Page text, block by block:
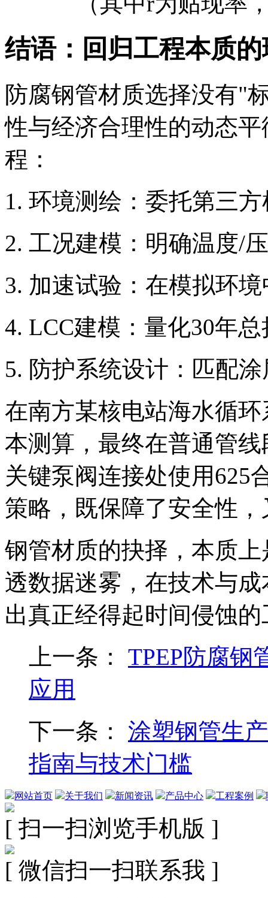
结语：回归工程本质
防腐钢管材质选择没有"
性与经济合理性的动态
程：
环境测绘：委托第三
工况建模：明确温度/
加速试验：在模拟环
LCC建模：量化30年
防护系统设计：匹配
在南方某核电站海水循
本测算，最终在普通管
关键泵阀连接处使用625
策略，既保障了安全性
钢管材质的抉择，本质
透数据迷雾，在技术与
出真正经得起时间侵蚀
上一条： TPEP防腐钢
应用
下一条： 涂塑钢管生
指南与技术门槛
网站首页 关于我们 新闻资讯 产品中心 工程案例
[ 扫一扫浏览手机版 ]
[ 微信扫一扫联系我 ]